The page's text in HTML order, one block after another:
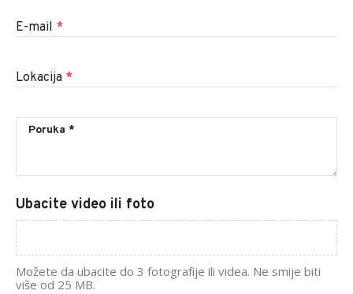
E-mail *
Lokacija *
Ubacite video ili foto
Možete da ubacite do 3 fotografije ili videa. Ne smije biti
više od 25 MB.